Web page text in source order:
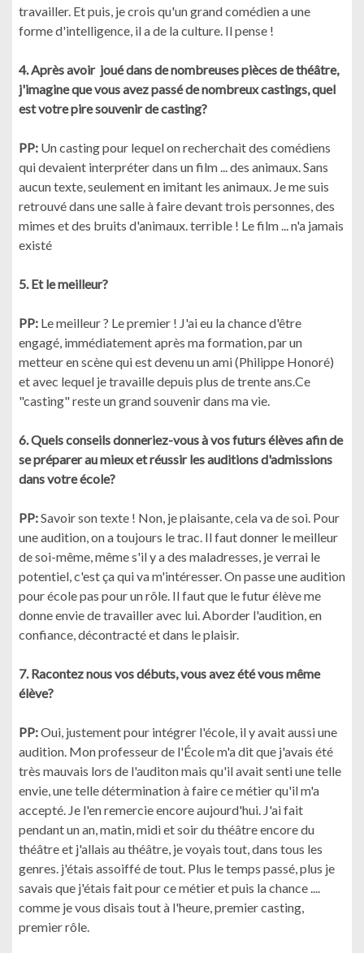
travailler. Et puis, je crois qu'un grand comédien a une
forme d'intelligence, il a de la culture. Il pense !
4. Après avoir joué dans de nombreuses pièces de théâtre,
j'imagine que vous avez passé de nombreux castings, quel
est votre pire souvenir de casting?
PP: Un casting pour lequel on recherchait des comédiens
qui devaient interpréter dans un film ... des animaux. Sans
aucun texte, seulement en imitant les animaux. Je me suis
retrouvé dans une salle à faire devant trois personnes, des
mimes et des bruits d'animaux. terrible ! Le film ... n'a jamais
existé
5. Et le meilleur?
PP: Le meilleur ? Le premier ! J'ai eu la chance d'être
engagé, immédiatement après ma formation, par un
metteur en scène qui est devenu un ami (Philippe Honoré)
et avec lequel je travaille depuis plus de trente ans.Ce
"casting" reste un grand souvenir dans ma vie.
6. Quels conseils donneriez-vous à vos futurs élèves afin de
se préparer au mieux et réussir les auditions d'admissions
dans votre école?
PP:Savoir son texte ! Non, je plaisante, cela va de soi. Pour
une audition, on a toujours le trac. Il faut donner le meilleur
de soi-même, même s'il y a des maladresses, je verrai le
potentiel, c'est ça qui va m'intéresser. On passe une audition
pour école pas pour un rôle. Il faut que le futur élève me
donne envie de travailler avec lui. Aborder l'audition, en
confiance, décontracté et dans le plaisir.
7. Racontez nous vos débuts, vous avez été vous même
élève?
PP:Oui, justement pour intégrer l'école, il y avait aussi une
audition. Mon professeur de l'École m'a dit que j'avais été
très mauvais lors de l'auditon mais qu'il avait senti une telle
envie, une telle détermination à faire ce métier qu'il m'a
accepté. Je l'en remercie encore aujourd'hui. J'ai fait
pendant un an, matin, midi et soir du théâtre encore du
théâtre et j'allais au théâtre, je voyais tout, dans tous les
genres. j'étais assoiffé de tout. Plus le temps passé, plus je
savais que j'étais fait pour ce métier et puis la chance ....
comme je vous disais tout à l'heure, premier casting,
premier rôle.